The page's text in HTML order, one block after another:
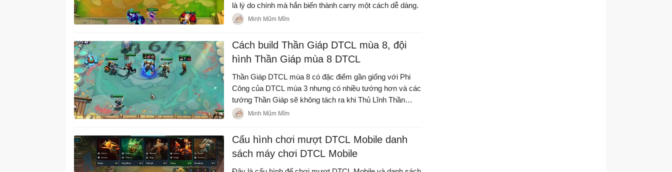
là lý do chính mà hắn biến thành carry một cách dễ dàng.
Minh Mũm Mĩm
Cách build Thần Giáp DTCL mùa 8, đội
hình Thần Giáp mùa 8 DTCL
Thần Giáp DTCL mùa 8 có đặc điểm gần giống với Phi
Công của DTCL mùa 3 nhưng có nhiều tướng hơn và các
tướng Thần Giáp sẽ không tách ra khi Thủ Lĩnh Thần
Giáp bị tiêu diệt như các Phi Công mùa 3.
Minh Mũm Mĩm
Cấu hình chơi mượt DTCL Mobile danh
sách máy chơi DTCL Mobile